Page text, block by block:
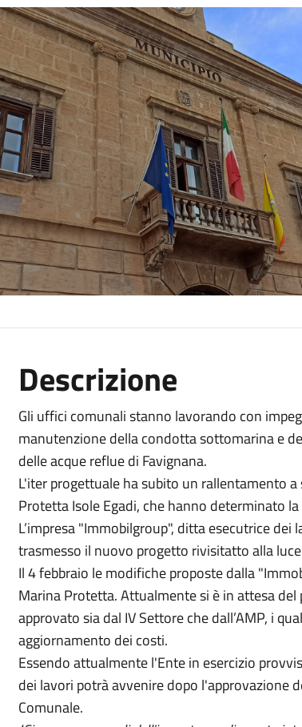
Descrizione
Gli uffici comunali stanno lavorando con
manutenzione della condotta sottomarina e
delle acque reflue di Favignana.
L'iter progettuale ha subito un rallentamento
Protetta Isole Egadi, che hanno determinato
L’impresa "Immobilgroup", ditta esecutrice
trasmesso il nuovo progetto rivisitatto alla
Il 4 febbraio le modifiche proposte dalla
Marina Protetta. Attualmente si è in attesa
approvato sia dal IV Settore che dall’AMP, i
aggiornamento dei costi.
Essendo attualmente l'Ente in esercizio
dei lavori potrà avvenire dopo l'approvazione
Comunale.